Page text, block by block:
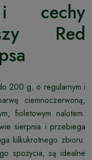
i cechy
Red
200 g, o regularnym i
ciemnoczerwoną,
fioletowym nalotem.
sierpnia i przebiega
kilkukrotnego zbioru.
spożycia, są idealne